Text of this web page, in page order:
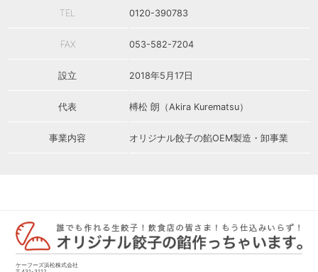
TEL 0120-390783
FAX 053-582-7204
設立 2018年5月17日
代表 榑松 朗（Akira Kurematsu）
事業内容 オリジナル餃子の餡OEM製造・卸事業
ケーフーズ浜松株式会社